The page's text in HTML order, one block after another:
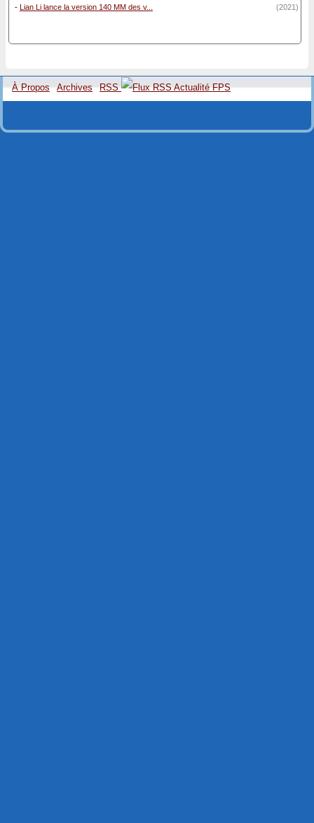
- Lian Li lance la version 140 MM des v... (2021)
À Propos Archives RSS